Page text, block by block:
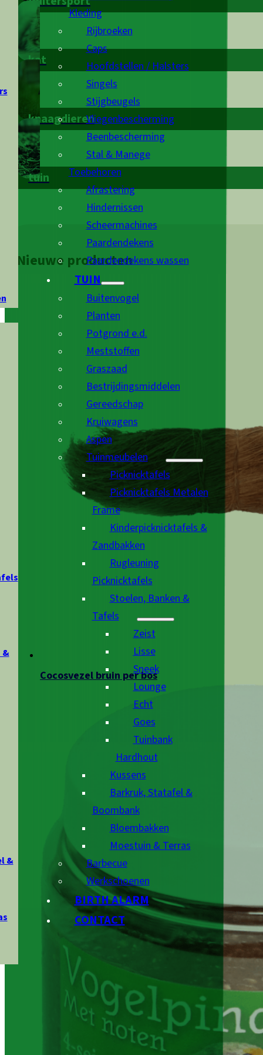
&
&
Kleding
Rijbroeken
Caps
Hoofdstellen / Halsters
Singels
Stijgbeugels
Vliegenbescherming
Beenbescherming
Stal & Manege
Toebehoren
Afrastering
Hindernissen
Scheermachines
Paardendekens
Paardendekens wassen
TUIN
Buitenvogel
Planten
Potgrond e.d.
Meststoffen
Graszaad
Bestrijdingsmiddelen
Gereedschap
Kruiwagens
Aspen
Tuinmeubelen
Picknicktafels
Picknicktafels Metalen
Frame
Kinderpicknicktafels &
Zandbakken
Rugleuning
Picknicktafels
Stoelen, Banken &
Tafels
Zeist
Lisse
Sneek
Lounge
Echt
Goes
Tuinbank
Hardhout
Kussens
Barkruk, Statafel &
Boombank
Bloembakken
Moestuin & Terras
Barbecue
Werkschoenen
BIRTH ALARM
CONTACT
kat
knaagdieren
tuin
Nieuwe producten
Cocosvezel bruin per bos